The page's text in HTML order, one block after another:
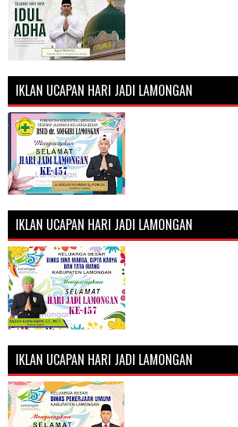
IKLAN UCAPAN HARI JADI LAMONGAN
IKLAN UCAPAN HARI JADI LAMONGAN
IKLAN UCAPAN HARI JADI LAMONGAN